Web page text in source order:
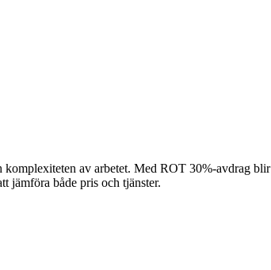
av arbetet. Med ROT 30%-avdrag
jämföra både pris och tjänster.